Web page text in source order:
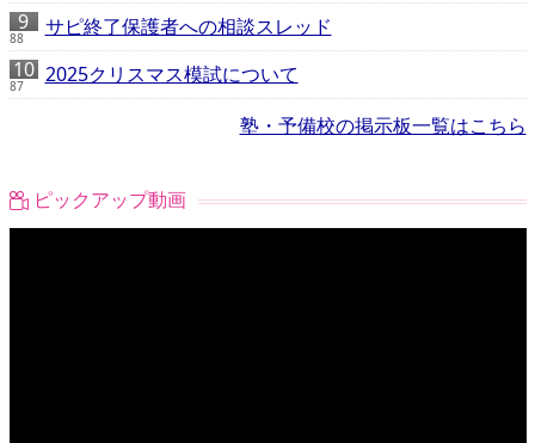
88 サピ終了保護者への相談スレッド
87
2025クリスマス模試について
塾・予備校の掲示板一覧はこちら
ピックアップ動画